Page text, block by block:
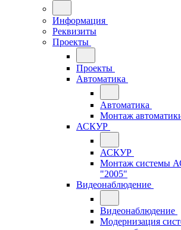
Информация
Реквизиты
Проекты
Проекты
Автоматика
Автоматика
Монтаж
АСКУР
АСКУР
Монтаж системы
"2005"
Видеонаблюдение
Видеонаблюдение
Модернизация